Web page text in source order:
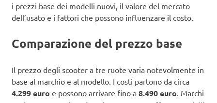
i prezzi base dei modelli nuovi, il valore del mercato
dell’usato e i fattori che possono influenzare il costo.
Comparazione del prezzo base
Il prezzo degli scooter a tre ruote varia notevolmente in
base al marchio e al modello. I costi partono da circa
4.299 euro e possono arrivare fino a 8.490 euro. Marchi